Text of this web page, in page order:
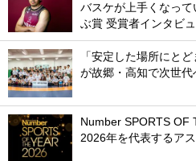
バスケが上手くなっ
ぶ賞 受賞者インタビュ
「安定した場所にと
が故郷・高知で次世代
Number SPORTS OF
2026年を代表するア